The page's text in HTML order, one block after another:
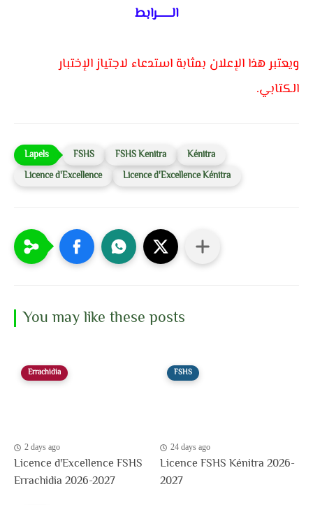
الـــــــرابط
ويعتبر هذا الإعلان بمثابة استدعاء لاجتياز الإختبار
الكتابي.
FSHS FSHS Kenitra
Kénitra
Licence d'Excellence
Licence d'Excellence Kénitra
You may like these posts
Errachidia
2 days ago
Licence d'Excellence FSHS
Errachidia 2026-2027
FSHS
24 days ago
Licence FSHS Kénitra 2026-
2027